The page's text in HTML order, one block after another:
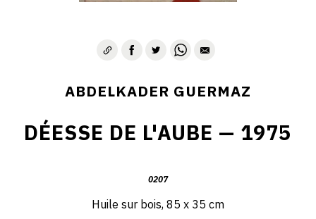
ABDELKADER GUERMAZ
DÉESSE DE L'AUBE — 1975
0207
Huile sur bois, 85 x 35 cm